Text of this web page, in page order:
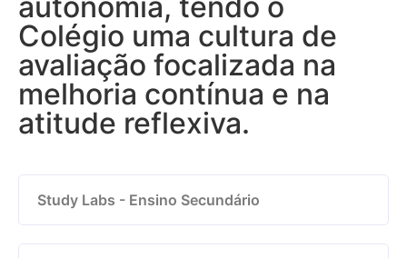
Colégio uma cultura de
avaliação focalizada na
melhoria contínua e na
atitude reflexiva.
Study Labs - Ensino Secundário